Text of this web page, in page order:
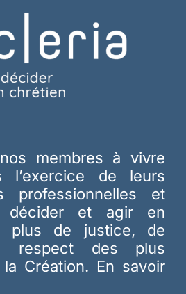
membres à vivre
l’exercice de leurs
professionnelles et
décider et agir en
plus de justice, de
respect des plus
Création. En savoir